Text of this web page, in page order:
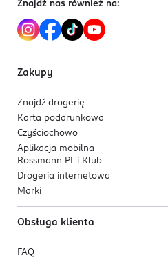
5 907195 204396
Znajdź nas również na:
Zakupy
Znajdź drogerię
Karta podarunkowa
Czyściochowo
Aplikacja mobilna
Rossmann PL i Klub
Drogeria internetowa
Marki
Obsługa klienta
FAQ